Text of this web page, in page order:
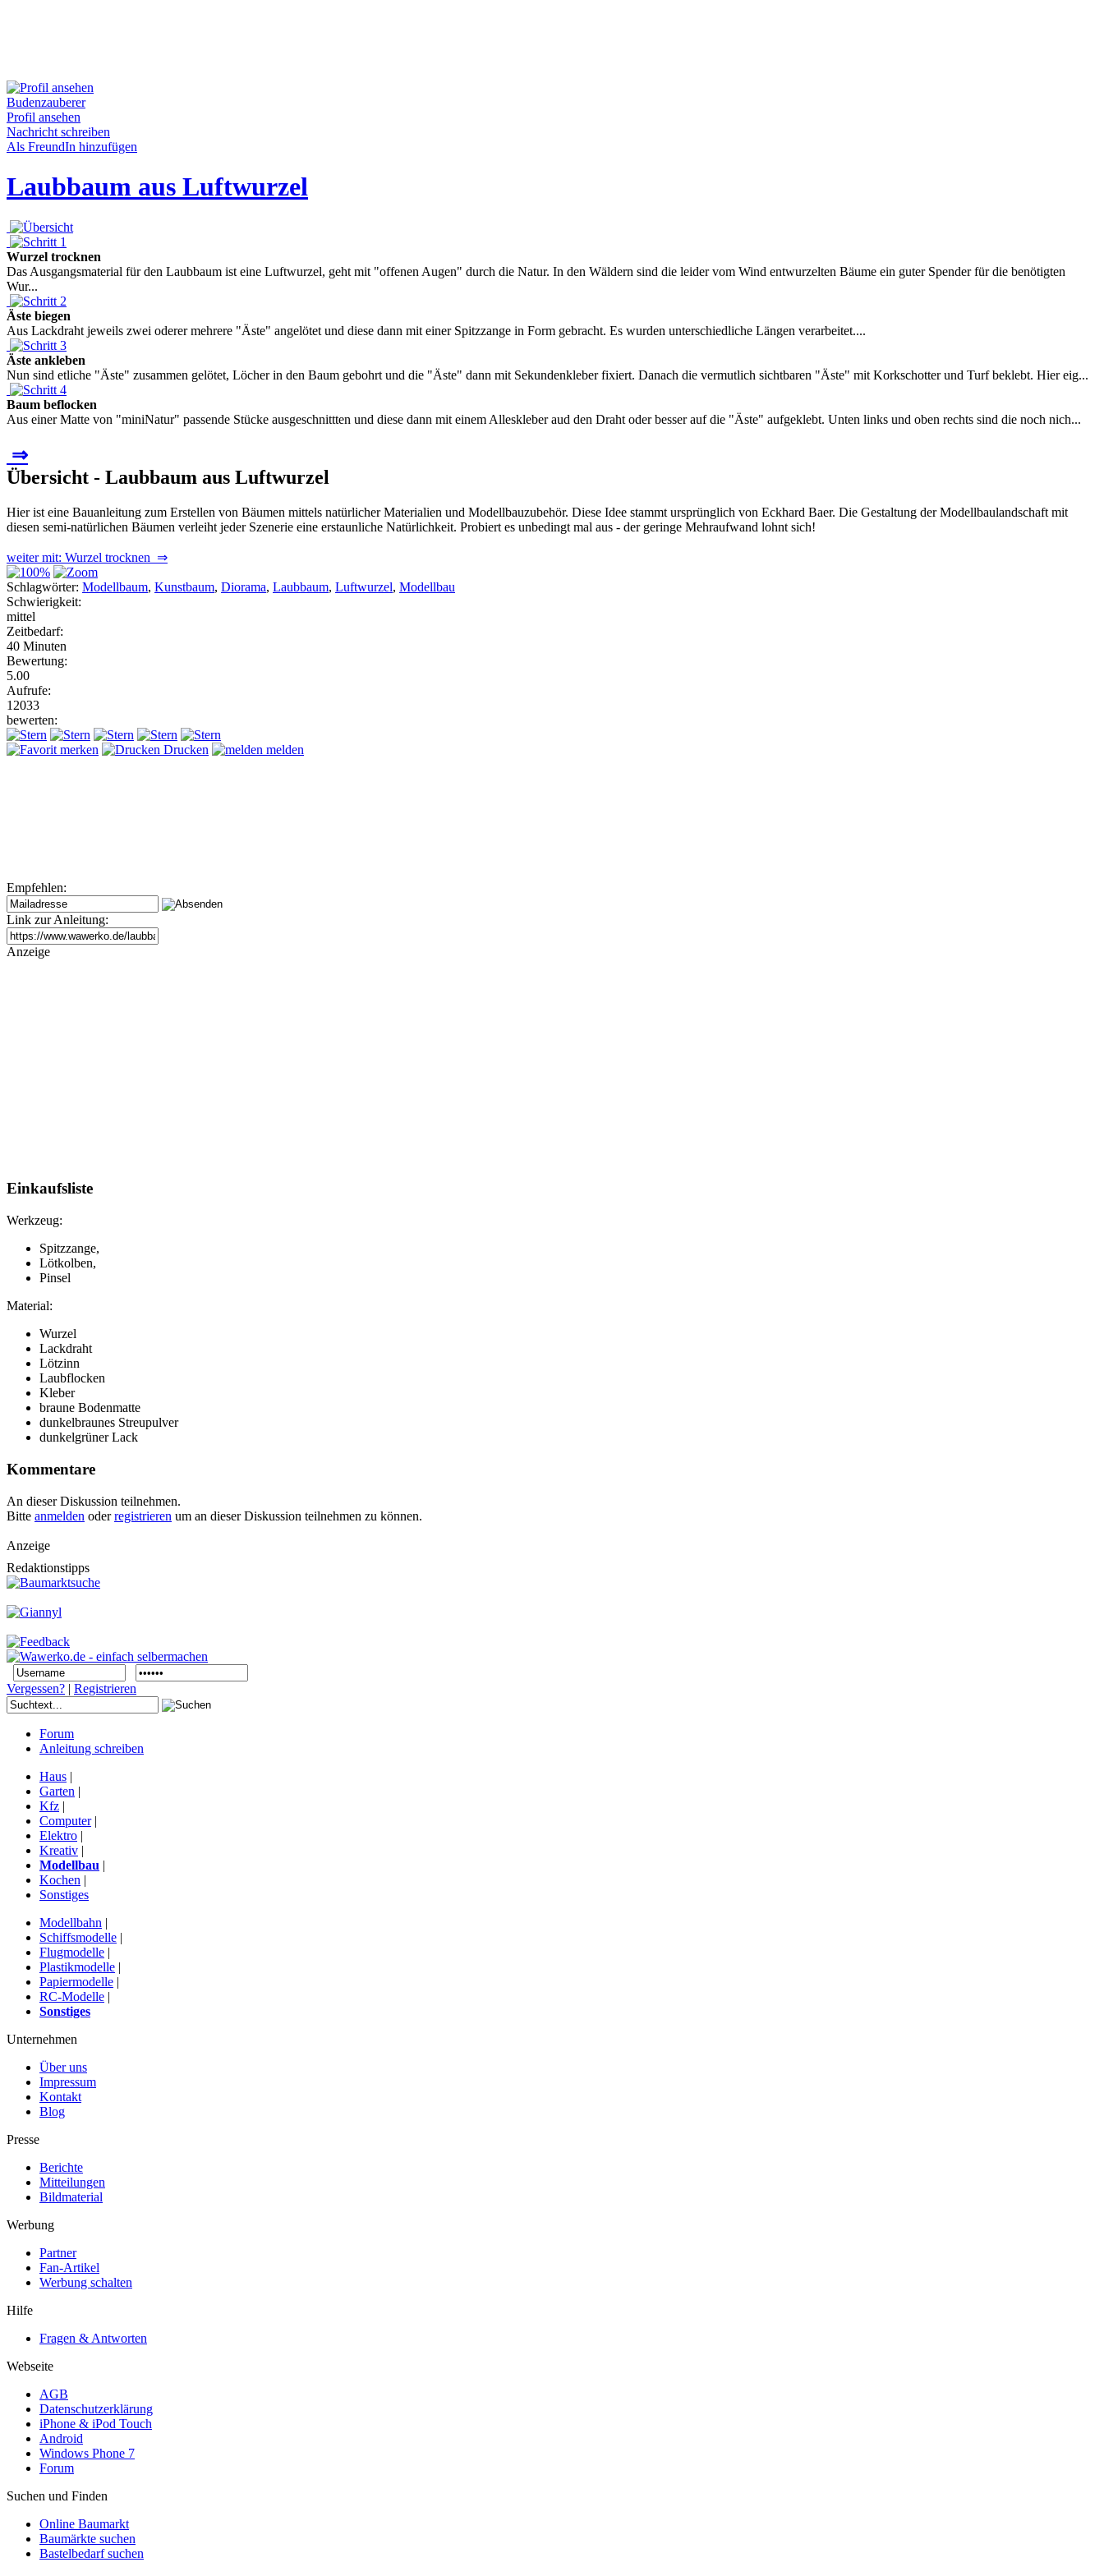
Budenzauberer
Profil ansehen
Nachricht schreiben
Als FreundIn hinzufügen
Laubbaum aus Luftwurzel
Wurzel trocknen
Das Ausgangsmaterial für den Laubbaum ist eine Luftwurzel, geht mit "offenen Augen" durch die Natur. In den Wäldern sind die leider vom Wind entwurzelten Bäume ein guter Spender für die benötigten
Wur...
Äste biegen
Aus Lackdraht jeweils zwei oderer mehrere "Äste" angelötet und diese dann mit einer Spitzzange in Form gebracht. Es wurden unterschiedliche Längen verarbeitet....
Äste ankleben
Nun sind etliche "Äste" zusammen gelötet, Löcher in den Baum gebohrt und die "Äste" dann mit Sekundenkleber fixiert. Danach die vermutlich sichtbaren "Äste" mit Korkschotter und Turf beklebt. Hier eig...
Baum beflocken
Aus einer Matte von "miniNatur" passende Stücke ausgeschnittten und diese dann mit einem Alleskleber aud den Draht oder besser auf die "Äste" aufgeklebt. Unten links und oben rechts sind die noch nich...
⇒
Übersicht - Laubbaum aus Luftwurzel
Hier ist eine Bauanleitung zum Erstellen von Bäumen mittels natürlicher Materialien und Modellbauzubehör. Diese Idee stammt ursprünglich von Eckhard Baer. Die Gestaltung der Modellbaulandschaft mit
diesen semi-natürlichen Bäumen verleiht jeder Szenerie eine erstaunliche Natürlichkeit. Probiert es unbedingt mal aus - der geringe Mehraufwand lohnt sich!
weiter mit: Wurzel trocknen ⇒
Schlagwörter: Modellbaum, Kunstbaum, Diorama, Laubbaum, Luftwurzel, Modellbau
Schwierigkeit:
mittel
Zeitbedarf:
40 Minuten
Bewertung:
5.00
Aufrufe:
12033
bewerten:
merken Drucken melden
Empfehlen:
Link zur Anleitung:
Anzeige
Einkaufsliste
Werkzeug:
Spitzzange,
Lötkolben,
Pinsel
Material:
Wurzel
Lackdraht
Lötzinn
Laubflocken
Kleber
braune Bodenmatte
dunkelbraunes Streupulver
dunkelgrüner Lack
Kommentare
An dieser Diskussion teilnehmen.
Bitte anmelden oderregistrieren um an dieser Diskussion teilnehmen zu können.
Anzeige
Redaktionstipps
Vergessen? | Registrieren
Forum
Anleitung schreiben
Haus |
Garten |
Kfz |
Computer|
Elektro |
Kreativ |
Modellbau |
Kochen |
Sonstiges
Modellbahn |
Schiffsmodelle |
Flugmodelle |
Plastikmodelle |
Papiermodelle |
RC-Modelle |
Sonstiges
Unternehmen
Über uns
Impressum
Kontakt
Blog
Presse
Berichte
Mitteilungen
Bildmaterial
Werbung
Partner
Fan-Artikel
Werbung schalten
Hilfe
Fragen & Antworten
Webseite
AGB
Datenschutzerklärung
iPhone & iPod Touch
Android
Windows Phone 7
Forum
Suchen und Finden
Online Baumarkt
Baumärkte suchen
Bastelbedarf suchen